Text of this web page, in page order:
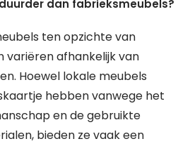
dan fabrieksmeubels?
ten opzichte van
variëren afhankelijk van
Hoewel lokale meubels
hebben vanwege het
en de gebruikte
bieden ze vaak een